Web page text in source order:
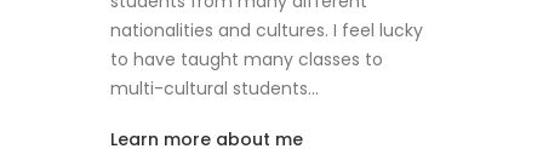
nationalities and cultures. I feel lucky
to have taught many classes to
multi-cultural students…
Learn more about me